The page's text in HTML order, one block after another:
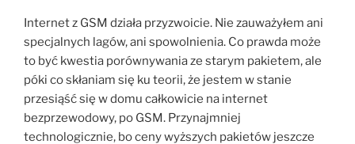
Internet z GSM działa przyzwoicie. Nie zauważyłem ani
specjalnych lagów, ani spowolnienia. Co prawda może
to być kwestia porównywania ze starym pakietem, ale
póki co skłaniam się ku teorii, że jestem w stanie
przesiąść się w domu całkowicie na internet
bezprzewodowy, po GSM. Przynajmniej
technologicznie, bo ceny wyższych pakietów jeszcze